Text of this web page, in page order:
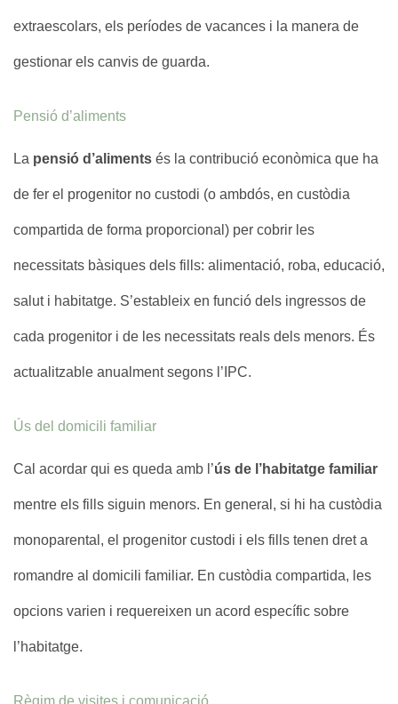
extraescolars, els períodes de vacances i la manera de
gestionar els canvis de guarda.
Pensió d’aliments
La pensió d’aliments és la contribució econòmica que ha
de fer el progenitor no custodi (o ambdós, en custòdia
compartida de forma proporcional) per cobrir les
necessitats bàsiques dels fills: alimentació, roba, educació,
salut i habitatge. S’estableix en funció dels ingressos de
cada progenitor i de les necessitats reals dels menors. És
actualitzable anualment segons l’IPC.
Ús del domicili familiar
Cal acordar qui es queda amb l’ús de l’habitatge familiar
mentre els fills siguin menors. En general, si hi ha custòdia
monoparental, el progenitor custodi i els fills tenen dret a
romandre al domicili familiar. En custòdia compartida, les
opcions varien i requereixen un acord específic sobre
l’habitatge.
Règim de visites i comunicació